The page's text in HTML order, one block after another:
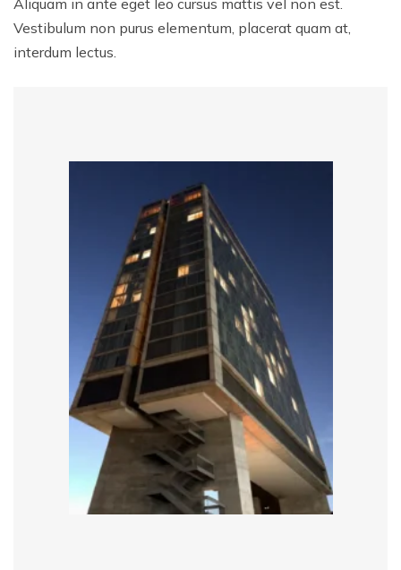
Aliquam in ante eget leo cursus mattis vel non est.
Vestibulum non purus elementum, placerat quam at,
interdum lectus.